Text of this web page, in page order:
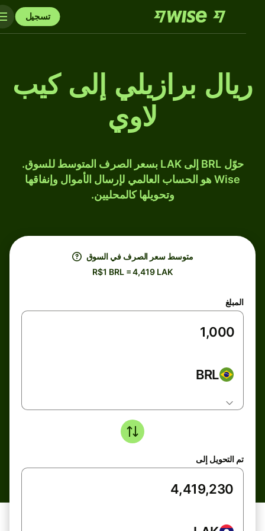
تسجيل
ريال برازيلي إلى كيب
لاوي
حوّل BRL إلى LAK بسعر الصرف المتوسط للسوق.
Wise هو الحساب العالمي لإرسال الأموال وإنفاقها
وتحويلها كالمحليين.
متوسط ​​سعر الصرف في السوق
R$1 BRL = 4,419 LAK
المبلغ
BRL
تم التحويل إلى